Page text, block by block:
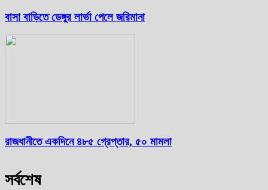
বাসা বাড়িতে ডেঙ্গুর লার্ভা পেলে জরিমানা
রাজধানীতে একদিনে ৪৮৫ গ্রেপ্তার, ৫০ মামলা
সর্বশেষ